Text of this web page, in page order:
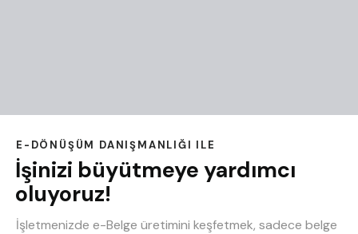
E-DÖNÜŞÜM DANIŞMANLIĞI ILE
İşinizi büyütmeye yardımcı
oluyoruz!
İşletmenizde e-Belge üretimini keşfetmek, sadece belge